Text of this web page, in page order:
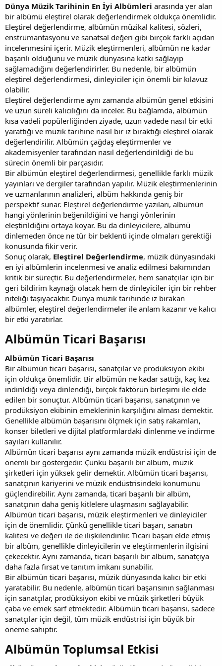
Dünya Müzik Tarihinin En İyi Albümleri arasında yer alan
bir albümü eleştirel olarak değerlendirmek oldukça önemlidir.
Eleştirel değerlendirme, albümün müzikal kalitesi, sözleri,
enstrümantasyonu ve sanatsal değeri gibi birçok farklı açıdan
incelenmesini içerir. Müzik eleştirmenleri, albümün ne kadar
başarılı olduğunu ve müzik dünyasına katkı sağlayıp
sağlamadığını değerlendirirler. Bu nedenle, bir albümün
eleştirel değerlendirmesi, dinleyiciler için önemli bir kılavuz
olabilir.
Eleştirel değerlendirme aynı zamanda albümün genel etkisini
ve uzun süreli kalıcılığını da inceler. Bu bağlamda, albümün
kısa vadeli popülerliğinden ziyade, uzun vadede nasıl bir etki
yarattığı ve müzik tarihine nasıl bir iz bıraktığı eleştirel olarak
değerlendirilir. Albümün çağdaş eleştirmenler ve
akademisyenler tarafından nasıl değerlendirildiği de bu
sürecin önemli bir parçasıdır.
Bir albümün eleştirel değerlendirmesi, genellikle farklı müzik
yayınları ve dergiler tarafından yapılır. Müzik eleştirmenlerinin
ve uzmanlarının analizleri, albüm hakkında geniş bir
perspektif sunar. Eleştirel değerlendirme yazıları, albümün
hangi yönlerinin beğenildiğini ve hangi yönlerinin
eleştirildiğini ortaya koyar. Bu da dinleyicilere, albümü
dinlemeden önce ne tür bir beklenti içinde olmaları gerektiği
konusunda fikir verir.
Sonuç olarak, Eleştirel Değerlendirme, müzik dünyasındaki
en iyi albümlerin incelenmesi ve analiz edilmesi bakımından
kritik bir süreçtir. Bu değerlendirmeler, hem sanatçılar için bir
geri bildirim kaynağı olacak hem de dinleyiciler için bir rehber
niteliği taşıyacaktır. Dünya müzik tarihinde iz bırakan
albümler, eleştirel değerlendirmeler ile anlam kazanır ve kalıcı
bir etki yaratırlar.
Albümün Ticari Başarısı​
Albümün Ticari Başarısı
Bir albümün ticari başarısı, sanatçılar ve prodüksiyon ekibi
için oldukça önemlidir. Bir albümün ne kadar sattığı, kaç kez
indirildiği veya dinlendiği, birçok faktörün birleşimi ile elde
edilen bir sonuçtur. Albümün ticari başarısı, sanatçının ve
prodüksiyon ekibinin emeklerinin karşılığını alması demektir.
Genellikle albümün başarısını ölçmek için satış rakamları,
konser biletleri ve dijital platformlardaki dinlenme ve indirme
sayıları kullanılır.
Albümün ticari başarısı aynı zamanda müzik endüstrisi için de
önemli bir göstergedir. Çünkü başarılı bir albüm, müzik
şirketleri için yüksek gelir demektir. Albümün ticari başarısı,
sanatçının kariyerini ve müzik endüstrisindeki konumunu
güçlendirebilir. Aynı zamanda, ticari başarılı bir albüm,
sanatçının daha geniş kitlelere ulaşmasını sağlayabilir.
Albümün ticari başarısı, müzik eleştirmenleri ve dinleyiciler
için de önemlidir. Çünkü genellikle ticari başarı, sanatın
kalitesi ve değeri ile de ilişkilendirilir. Ticari başarı elde etmiş
bir albüm, genellikle dinleyicilerin ve eleştirmenlerin ilgisini
çekecektir. Aynı zamanda, ticari başarılı bir albüm, sanatçıya
daha fazla fırsat ve tanıtım imkanı sunabilir.
Bir albümün ticari başarısı, müzik dünyasında kalıcı bir etki
yaratabilir. Bu nedenle, albümün ticari başarısının sağlanması
için sanatçılar, prodüksiyon ekibi ve müzik şirketleri büyük
çaba ve emek sarf etmektedir. Albümün ticari başarısı, sadece
sanatçılar için değil, tüm müzik endüstrisi için büyük bir
öneme sahiptir.
Albümün Toplumsal Etkisi​